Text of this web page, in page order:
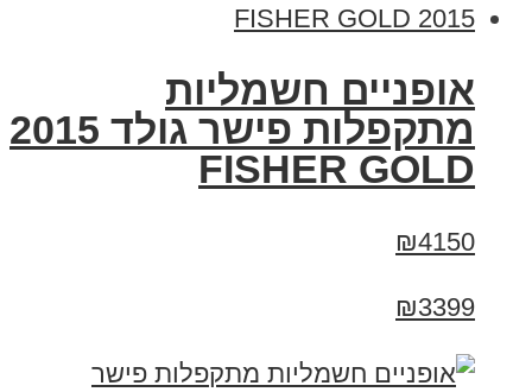
אופניים חשמליות
מתקפלות פישר גולד 2015
FISHER GOLD
₪4150
₪3399